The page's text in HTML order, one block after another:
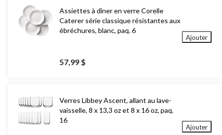
Assiettes à dîner en verre Corelle
Caterer série classique résistantes aux
ébréchures, blanc, paq. 6
57,99 $
Ajouter
Verres Libbey Ascent, allant au lave-
vaisselle, 8 x 13,3 oz et 8 x 16 oz, paq.
16
Ajouter